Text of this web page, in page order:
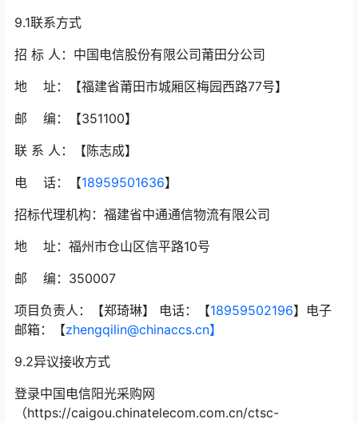
9.1联系方式
招 标 人：中国电信股份有限公司莆田分公司
地 址：【福建省莆田市城厢区梅园西路77号】
邮 编：【351100】
联 系 人：【陈志成】
电 话：【18959501636】
招标代理机构：福建省中通通信物流有限公司
地 址：福州市仓山区信平路10号
邮 编：350007
项目负责人：【郑琦琳】 电话：【18959502196】电子
邮箱：【zhengqilin@chinaccs.cn】
9.2异议接收方式
登录中国电信阳光采购网
（https://caigou.chinatelecom.com.cn/ctsc-